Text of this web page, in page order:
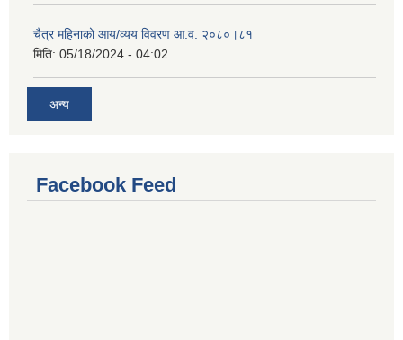
चैत्र महिनाको आय/व्यय विवरण आ.व. २०८०।८१
मिति: 05/18/2024 - 04:02
अन्य
Facebook Feed